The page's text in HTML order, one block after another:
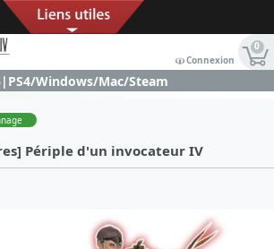
Connexion
0
Windows/Mac/Steam
Périple d'un invocateur IV